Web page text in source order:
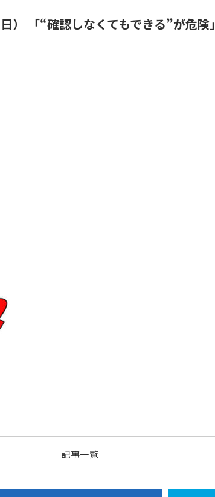
） 「“確認しなくてもできる”が危険」
記事一覧